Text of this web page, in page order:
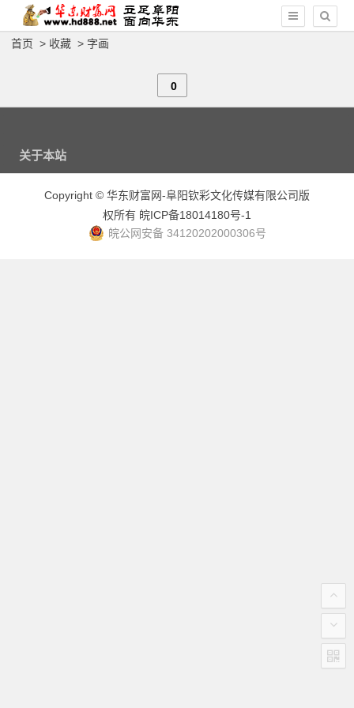
首页 > 收藏 > 字画
0
关于本站
Copyright © 华东财富网-阜阳钦彩文化传媒有限公司版
权所有 皖ICP备18014180号-1
皖公网安备 34120202000306号